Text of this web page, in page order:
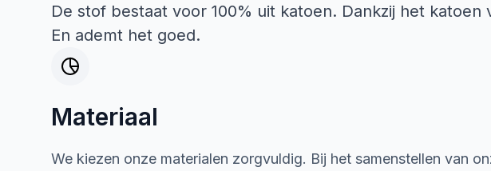
De stof bestaat voor 100% uit katoen. Dankzij het katoen
En ademt het goed.
Materiaal
We kiezen onze materialen zorgvuldig. Bij het samenstellen van